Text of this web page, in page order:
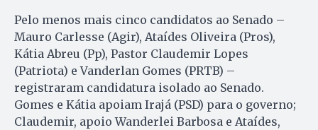
Pelo menos mais cinco candidatos ao Senado –
Mauro Carlesse (Agir), Ataídes Oliveira (Pros),
Kátia Abreu (Pp), Pastor Claudemir Lopes
(Patriota) e Vanderlan Gomes (PRTB) –
registraram candidatura isolado ao Senado.
Gomes e Kátia apoiam Irajá (PSD) para o governo;
Claudemir, apoio Wanderlei Barbosa e Ataídes,